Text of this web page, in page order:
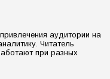
аудитории на
Читатель
при разных